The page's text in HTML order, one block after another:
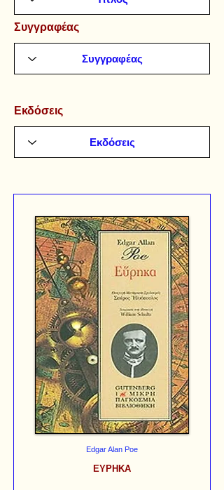
Συγγραφέας
Εκδόσεις
Edgar Alan Poe
ΕΥΡΗΚΑ